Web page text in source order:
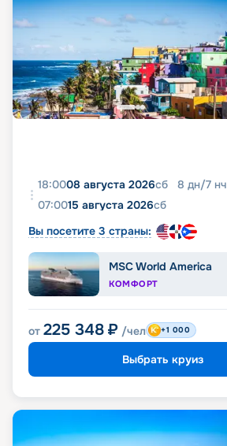
18:0008 августа 2026сб 8 дн/7 нч
07:0015 августа 2026сб
Вы посетите 3 страны:
MSC World America
КОМФОРТ
от 225 348 ₽ /чел +1 000
Выбрать круиз